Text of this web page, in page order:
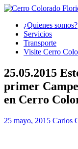
¿Quienes somos?
Servicios
Transporte
Visite Cerro
25.05.2015
primer
en Cerro
25 mayo, 2015 Carlos